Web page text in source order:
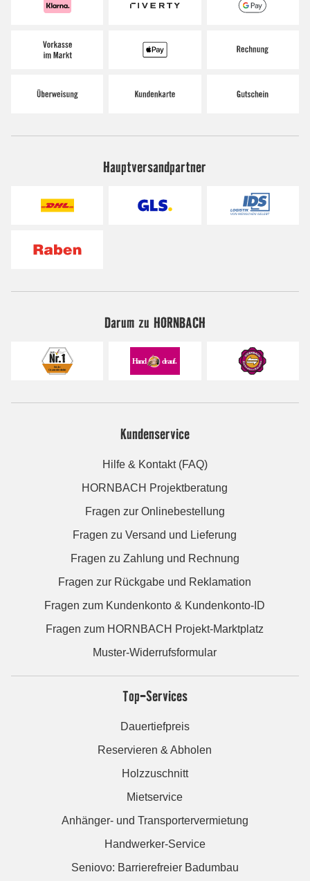
Hauptversandpartner
Darum zu HORNBACH
Kundenservice
Hilfe & Kontakt (FAQ)
HORNBACH Projektberatung
Fragen zur Onlinebestellung
Fragen zu Versand und Lieferung
Fragen zu Zahlung und Rechnung
Fragen zur Rückgabe und Reklamation
Fragen zum Kundenkonto & Kundenkonto-ID
Fragen zum HORNBACH Projekt-Marktplatz
Muster-Widerrufsformular
Top-Services
Dauertiefpreis
Reservieren & Abholen
Holzzuschnitt
Mietservice
Anhänger- und Transportervermietung
Handwerker-Service
Seniovo: Barrierefreier Badumbau